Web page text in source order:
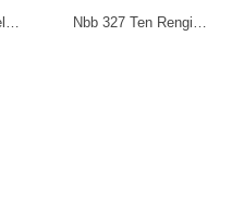
Nbb 328 Ten Renk…